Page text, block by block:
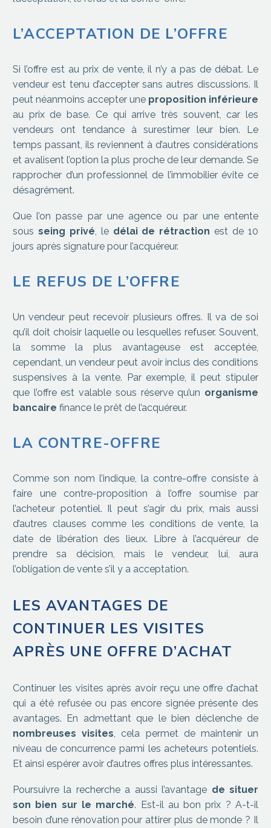
L’ACCEPTATION DE L’OFFRE
Si l’offre est au prix de vente, il n’y a pas de débat. Le
vendeur est tenu d’accepter sans autres discussions. Il
peut néanmoins accepter une proposition inférieure
au prix de base. Ce qui arrive très souvent, car les
vendeurs ont tendance à surestimer leur bien. Le
temps passant, ils reviennent à d’autres considérations
et avalisent l’option la plus proche de leur demande. Se
rapprocher d’un professionnel de l’immobilier évite ce
désagrément.
Que l’on passe par une agence ou par une entente
sous seing privé, le délai de rétraction est de 10
jours après signature pour l’acquéreur.
LE REFUS DE L’OFFRE
Un vendeur peut recevoir plusieurs offres. Il va de soi
qu’il doit choisir laquelle ou lesquelles refuser. Souvent,
la somme la plus avantageuse est acceptée,
cependant, un vendeur peut avoir inclus des conditions
suspensives à la vente. Par exemple, il peut stipuler
que l’offre est valable sous réserve qu’un organisme
bancaire finance le prêt de l’acquéreur.
LA CONTRE-OFFRE
Comme son nom l’indique, la contre-offre consiste à
faire une contre-proposition à l’offre soumise par
l’acheteur potentiel. Il peut s’agir du prix, mais aussi
d’autres clauses comme les conditions de vente, la
date de libération des lieux. Libre à l’acquéreur de
prendre sa décision, mais le vendeur, lui, aura
l’obligation de vente s’il y a acceptation.
LES AVANTAGES DE
CONTINUER LES VISITES
APRÈS UNE OFFRE D’ACHAT
Continuer les visites après avoir reçu une offre d’achat
qui a été refusée ou pas encore signée présente des
avantages. En admettant que le bien déclenche de
nombreuses visites, cela permet de maintenir un
niveau de concurrence parmi les acheteurs potentiels.
Et ainsi espérer avoir d’autres offres plus intéressantes.
Poursuivre la recherche a aussi l’avantage de situer
son bien sur le marché. Est-il au bon prix ? A-t-il
besoin d’une rénovation pour attirer plus de monde ? Il